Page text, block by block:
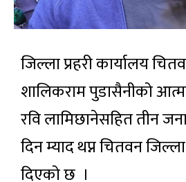
जिल्ला प्रहरी कार्यालय
शालिकराम पुडासैनीको
रवि लामिछानेसहित तीन
दिन म्याद थप्न चितवन
दिएको छ ।